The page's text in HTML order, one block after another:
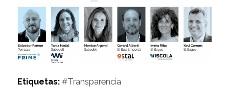
Etiquetas: #Transparencia